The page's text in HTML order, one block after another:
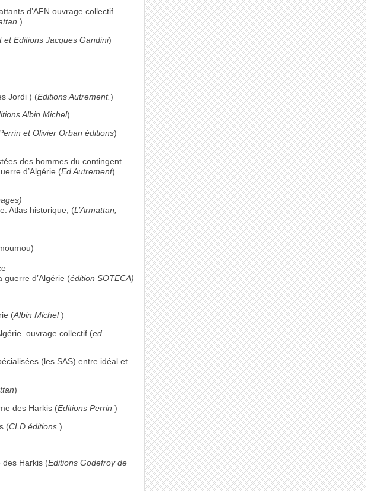
d’AFN ouvrage collectif
)
et Editions Jacques Gandini)
Jordi ) (Editions Autrement. )
Albin Michel)
et Olivier Orban éditions)
des hommes du contingent
d’Algérie (Ed Autrement)
Atlas historique, (L’Armattan,
guerre d’Algérie (édition SOTECA)
(Albin Michel )
ouvrage collectif (ed
(les SAS) entre idéal et
)
des Harkis (Editions Perrin )
(CLD éditions )
des Harkis (Editions Godefroy de